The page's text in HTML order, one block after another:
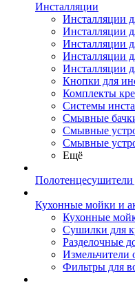
Инсталляции
Инсталляции
Инсталляции
Инсталляции
Инсталляции
Инсталляции
Кнопки для
Комплекты
Системы
Смывные
Смывные
Смывные
Ещё
Полотенцесушители
Кухонные мойки и
Кухонные
Сушилки для
Разделочные
Измельчители
Фильтры для